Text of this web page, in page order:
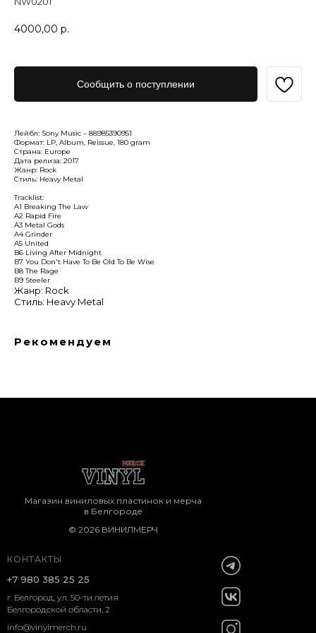
4000,00 р.
Сообщить о поступлении
Лейбл: Sony Music – 88985390951
Формат: LP, Album, Reissue, 180 gram
Страна: Europe
Дата релиза: 2017
Жанр: Rock
Стиль: Heavy Metal
Tracklist:
A1 Breaking The Law
A2 Rapid Fire
A3 Metal Gods
A4 Grinder
A5 United
B6 Living After Midnight
B7 You Don't Have To Be Old To Be Wise
B8 The Rage
B9 Steeler
Жанр: Rock
Стиль: Heavy Metal
Рекомендуем
КОНТАКТЫ
г. Белгород, ул. 50-ти летия
Белгородской области, 2
+7 980 385 25 25
Магазин виниловых пластинок и мерча
в Белгороде
© 2026 ВИНИЛМЕРЧ
info@vinylmerch.ru